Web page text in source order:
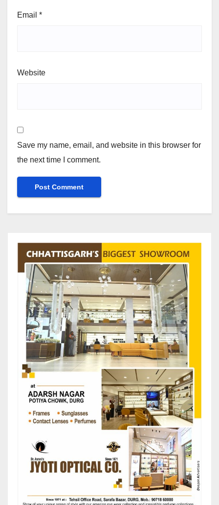
Email *
Website
Save my name, email, and website in this browser for
the next time I comment.